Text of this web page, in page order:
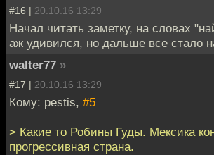
#16 | 20.10.16 13:29
Начал читать заметку, на словах
аж удивился, но дальше все стало
walter77 »
#17 | 20.10.16 13:29
Кому: pestis, #5
> Какие то Робины Гуды. Мексика
прогрессивная страна.